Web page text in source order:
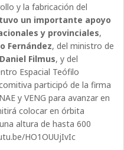
y la fabricación del
un importante apoyo
y provinciales,
Fernández, del ministro de
Daniel Filmus, y del
Espacial Teófilo
participó de la firma
y VENG para avanzar en
colocar en órbita
altura de hasta 600
HO1OUUjIvIc